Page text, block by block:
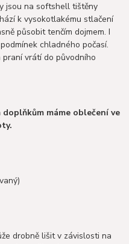
jsou na softshell tištěny
k vysokotlakému stlačení
působit tenčím dojmem. I
chladného počasí.
vrátí do původního
máme oblečení ve
drobně lišit v závislosti na